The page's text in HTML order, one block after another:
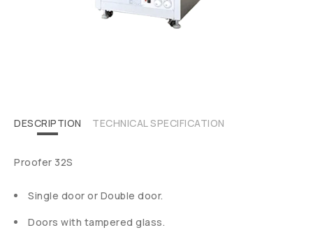
DESCRIPTION TECHNICAL SPECIFICATION
Proofer 32S
Single door or Double door.
Doors with tampered glass.